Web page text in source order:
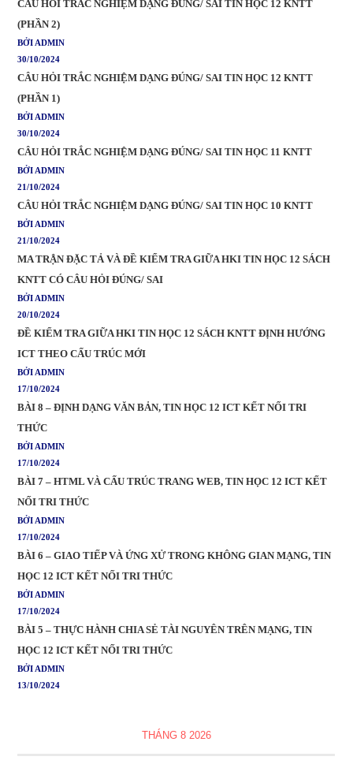
CÂU HỎI TRẮC NGHIỆM DẠNG ĐÚNG/ SAI TIN HỌC 12 KNTT
(PHẦN 2)
BỞI ADMIN
30/10/2024
CÂU HỎI TRẮC NGHIỆM DẠNG ĐÚNG/ SAI TIN HỌC 12 KNTT
(PHẦN 1)
BỞI ADMIN
30/10/2024
CÂU HỎI TRẮC NGHIỆM DẠNG ĐÚNG/ SAI TIN HỌC 11 KNTT
BỞI ADMIN
21/10/2024
CÂU HỎI TRẮC NGHIỆM DẠNG ĐÚNG/ SAI TIN HỌC 10 KNTT
BỞI ADMIN
21/10/2024
MA TRẬN ĐẶC TẢ VÀ ĐỀ KIỂM TRA GIỮA HKI TIN HỌC 12 SÁCH
KNTT CÓ CÂU HỎI ĐÚNG/ SAI
BỞI ADMIN
20/10/2024
ĐỀ KIỂM TRA GIỮA HKI TIN HỌC 12 SÁCH KNTT ĐỊNH HƯỚNG
ICT THEO CẤU TRÚC MỚI
BỞI ADMIN
17/10/2024
BÀI 8 – ĐỊNH DẠNG VĂN BẢN, TIN HỌC 12 ICT KẾT NỐI TRI
THỨC
BỞI ADMIN
17/10/2024
BÀI 7 – HTML VÀ CẤU TRÚC TRANG WEB, TIN HỌC 12 ICT KẾT
NỐI TRI THỨC
BỞI ADMIN
17/10/2024
BÀI 6 – GIAO TIẾP VÀ ỨNG XỬ TRONG KHÔNG GIAN MẠNG, TIN
HỌC 12 ICT KẾT NỐI TRI THỨC
BỞI ADMIN
17/10/2024
BÀI 5 – THỰC HÀNH CHIA SẺ TÀI NGUYÊN TRÊN MẠNG, TIN
HỌC 12 ICT KẾT NỐI TRI THỨC
BỞI ADMIN
13/10/2024
THÁNG 8 2026